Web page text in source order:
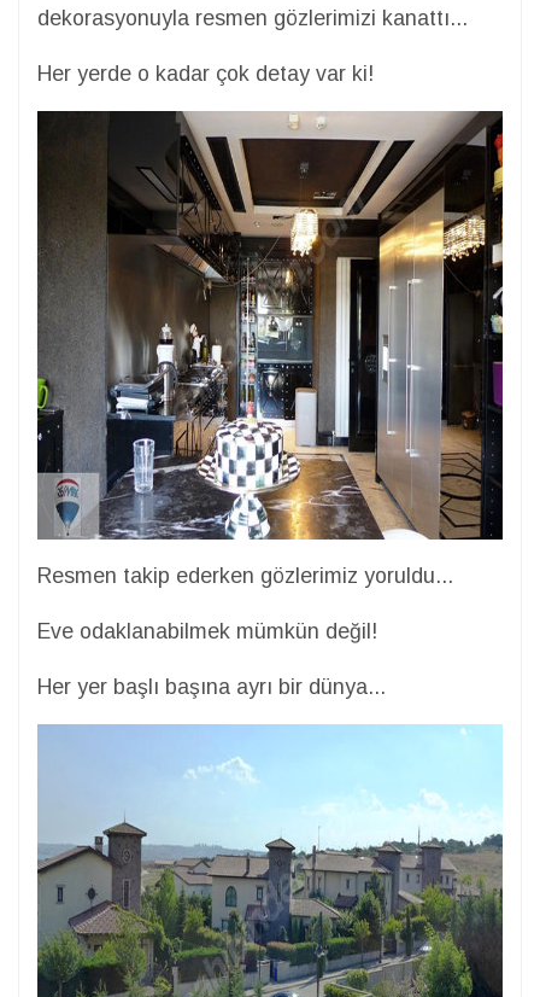
dekorasyonuyla resmen gözlerimizi kanattı...
Her yerde o kadar çok detay var ki!
Resmen takip ederken gözlerimiz yoruldu...
Eve odaklanabilmek mümkün değil!
Her yer başlı başına ayrı bir dünya...